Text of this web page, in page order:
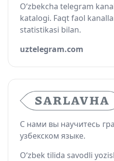
O‘zbekcha telegram
katalogi. Faqt faol
statistikasi bilan.
uztelegram.com
С нами вы научитесь
узбекском языке.
O‘zbek tilida savodli